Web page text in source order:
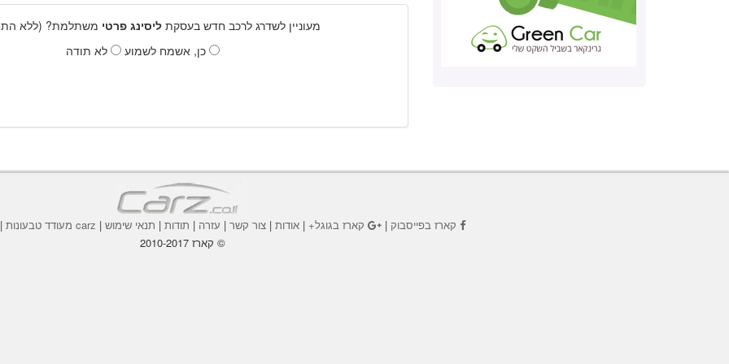
מעוניין לשדרג לרכב חדש בעסקתליסינג פרטי משתלמת? (ללא
כן, אשמח לשמוע
לא תודה
קארז בפייסבוק | קארז בגוגל+ | אודות | צור קשר | עזרה | תודות | תנאי שימוש | carz מעודד טבעונות |
© קארז 2010-2017